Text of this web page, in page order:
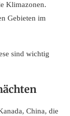
Klimazonen.
Gebieten im
sind wichtig
China, die